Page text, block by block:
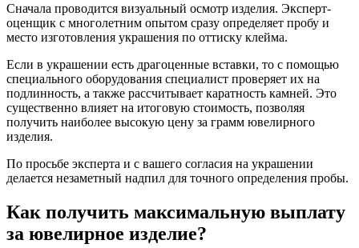
Сначала проводится визуальный осмотр изделия. Эксперт-
оценщик с многолетним опытом сразу определяет пробу и
место изготовления украшения по оттиску клейма.
Если в украшении есть драгоценные вставки, то с помощью
специального оборудования специалист проверяет их на
подлинность, а также рассчитывает каратность камней. Это
существенно влияет на итоговую стоимость, позволяя
получить наиболее высокую цену за грамм ювелирного
изделия.
По просьбе эксперта и с вашего согласия на украшении
делается незаметный надпил для точного определения пробы.
Как получить максимальную выплату
за ювелирное изделие?